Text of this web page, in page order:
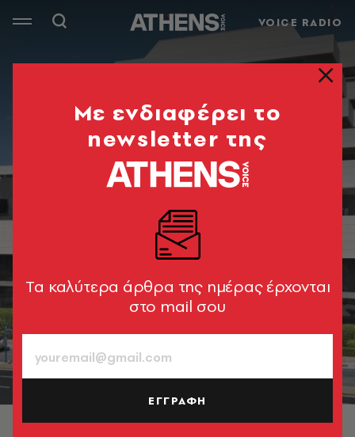
VOICE RADIO
Ωνάσειο νοσοκομείο: Από καρδιοχειρουργικό σε
Mε ενδιαφέρει το
newsletter της
Tα καλύτερα άρθρα της ημέρας έρχονται
στο mail σου
ΕΓΓΡΑΦΗ